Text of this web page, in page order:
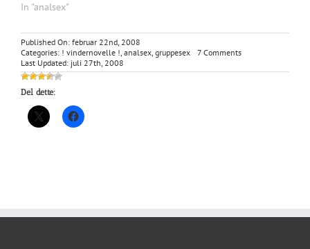
In "analsex"
Published On: februar 22nd, 2008
Categories: ! vindernovelle !, analsex, gruppesex 7 Commentson
med
Last Updated: juli 27th, 2008
Del dette: